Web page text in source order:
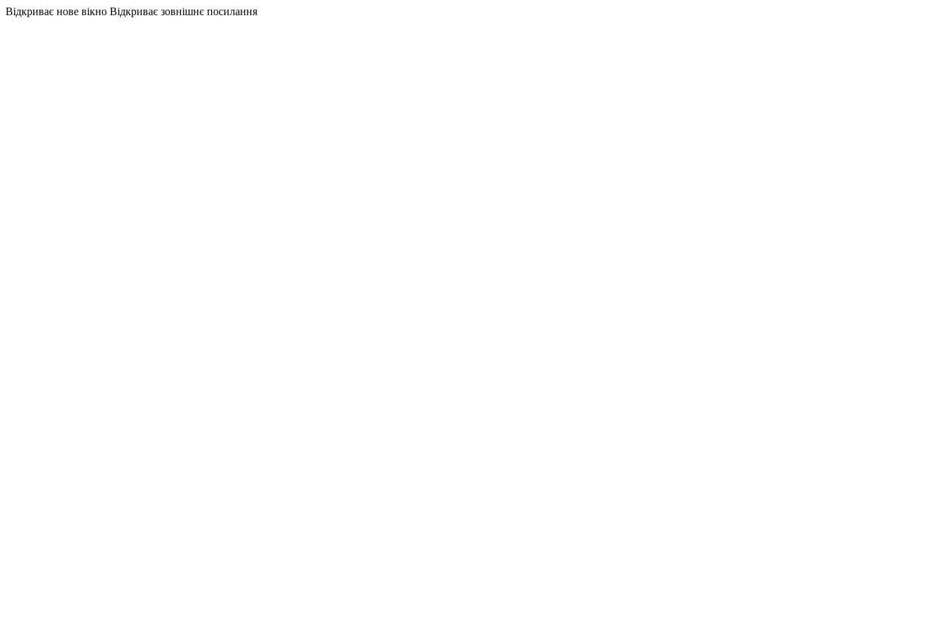
Відкриває нове вікно Відкриває зовнішнє посилання